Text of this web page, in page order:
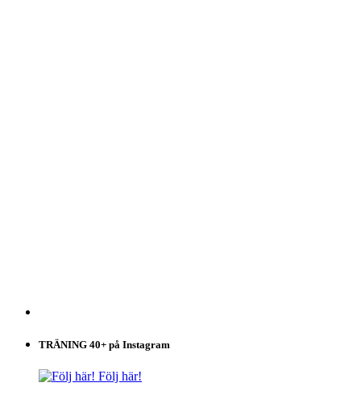
TRÄNING 40+ på Instagram
Följ här!